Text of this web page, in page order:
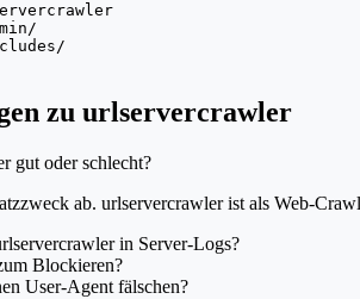
zu urlservercrawler
gut oder schlecht?
ab. urlservercrawler ist als Web-
in Server-Logs?
Blockieren?
User-Agent fälschen?